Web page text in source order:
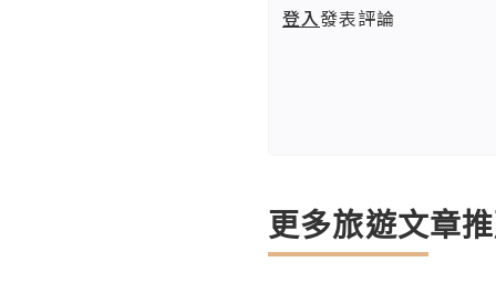
登入發表評論
更多旅遊文章